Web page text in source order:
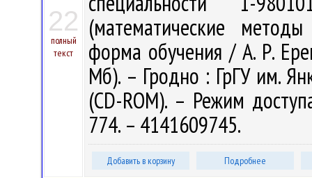
22
полный
текст
(математические
форма обучения / А. Р.
Мб). – Гродно : ГрГУ им.
(CD-ROM). – Режим
774. – 4141609745.
Добавить в корзину Подробнее